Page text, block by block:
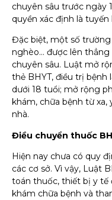
chuyên sâu trước ngày
quyền xác định là tuyến
Đặc biệt, một số
nghèo… được lên thẳng
chuyên sâu. Luật mở
thẻ BHYT, điều trị
dưới 18 tuổi; mở rộng
khám, chữa bệnh từ
nhà.
Điều chuyển thuốc
Hiện nay chưa có quy
các cơ sở. Vì vậy, Luật
toán thuốc, thiết bị y tế
khám chữa bệnh và